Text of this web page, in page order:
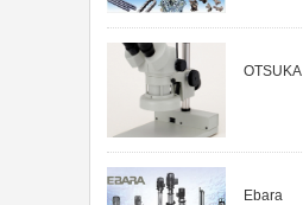
OTSUKA
Ebara